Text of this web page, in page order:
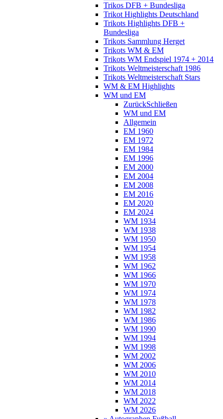
Trikos DFB + Bundesliga
Trikot Highlights Deutschland
Trikots Highlights DFB +
Bundesliga
Trikots Sammlung Herget
Trikots WM & EM
Trikots WM Endspiel 1974 + 2014
Trikots Weltmeisterschaft 1986
Trikots Weltmeisterschaft Stars
WM & EM Highlights
WM und EM
ZurückSchließen
WM und EM
Allgemein
EM 1960
EM 1972
EM 1984
EM 1996
EM 2000
EM 2004
EM 2008
EM 2016
EM 2020
EM 2024
WM 1934
WM 1938
WM 1950
WM 1954
WM 1958
WM 1962
WM 1966
WM 1970
WM 1974
WM 1978
WM 1982
WM 1986
WM 1990
WM 1994
WM 1998
WM 2002
WM 2006
WM 2010
WM 2014
WM 2018
WM 2022
WM 2026